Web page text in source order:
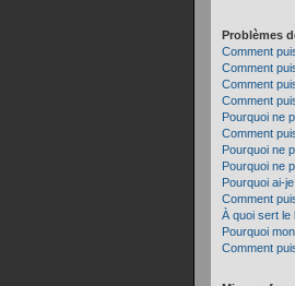
Problèmes
Comment
Comment
Comment
Comment
Pourquoi ne
Comment
Pourquoi ne
Pourquoi ne
Pourquoi ai-
Comment
À quoi sert le
Pourquoi
Comment